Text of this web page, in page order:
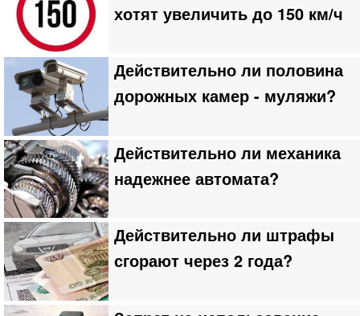
хотят увеличить до 150 км/ч
Действительно ли половина
дорожных камер - муляжи?
Действительно ли механика
надежнее автомата?
Действительно ли штрафы
сгорают через 2 года?